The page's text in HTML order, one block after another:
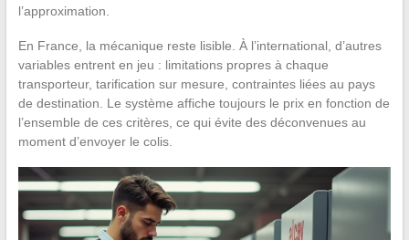
l’approximation.
En France, la mécanique reste lisible. À l’international, d’autres
variables entrent en jeu : limitations propres à chaque
transporteur, tarification sur mesure, contraintes liées au pays
de destination. Le système affiche toujours le prix en fonction de
l’ensemble de ces critères, ce qui évite des déconvenues au
moment d’envoyer le colis.